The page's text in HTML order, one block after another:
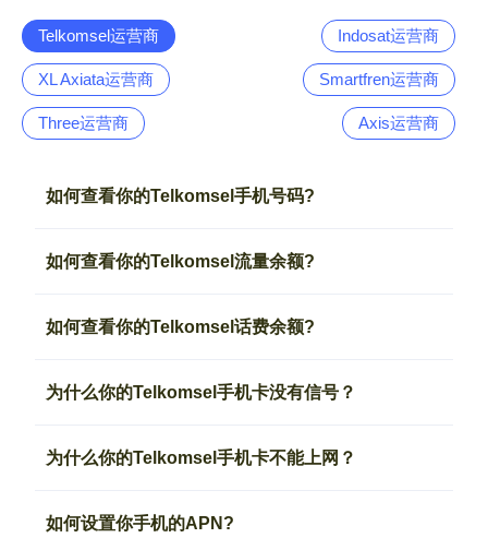
Telkomsel运营商 Indosat运营商
XL Axiata运营商 Smartfren运营商
Three运营商 Axis运营商
如何查看你的Telkomsel手机号码?
如何查看你的Telkomsel流量余额?
如何查看你的Telkomsel话费余额?
为什么你的Telkomsel手机卡没有信号？
为什么你的Telkomsel手机卡不能上网？
如何设置你手机的APN?